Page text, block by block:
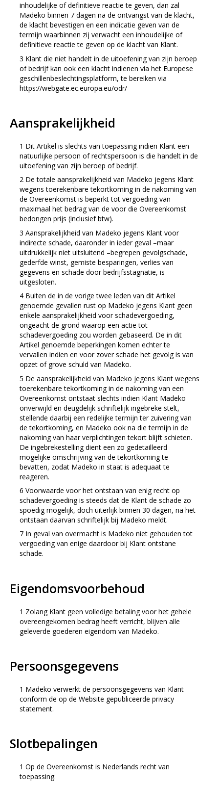
inhoudelijke of definitieve reactie te geven, dan zal
Madeko binnen 7 dagen na de ontvangst van de klacht,
de klacht bevestigen en een indicatie geven van de
termijn waarbinnen zij verwacht een inhoudelijke of
definitieve reactie te geven op de klacht van Klant.
Klant die niet handelt in de uitoefening van zijn beroep
of bedrijf kan ook een klacht indienen via het Europese
geschillenbeslechtingsplatform, te bereiken via
https://webgate.ec.europa.eu/odr/
Aansprakelijkheid
Dit Artikel is slechts van toepassing indien Klant een
natuurlijke persoon of rechtspersoon is die handelt in de
uitoefening van zijn beroep of bedrijf.
De totale aansprakelijkheid van Madeko jegens Klant
wegens toerekenbare tekortkoming in de nakoming van
de Overeenkomst is beperkt tot vergoeding van
maximaal het bedrag van de voor die Overeenkomst
bedongen prijs (inclusief btw).
Aansprakelijkheid van Madeko jegens Klant voor
indirecte schade, daaronder in ieder geval –maar
uitdrukkelijk niet uitsluitend –begrepen gevolgschade,
gederfde winst, gemiste besparingen, verlies van
gegevens en schade door bedrijfsstagnatie, is
uitgesloten.
Buiten de in de vorige twee leden van dit Artikel
genoemde gevallen rust op Madeko jegens Klant geen
enkele aansprakelijkheid voor schadevergoeding,
ongeacht de grond waarop een actie tot
schadevergoeding zou worden gebaseerd. De in dit
Artikel genoemde beperkingen komen echter te
vervallen indien en voor zover schade het gevolg is van
opzet of grove schuld van Madeko.
De aansprakelijkheid van Madeko jegens Klant wegens
toerekenbare tekortkoming in de nakoming van een
Overeenkomst ontstaat slechts indien Klant Madeko
onverwijld en deugdelijk schriftelijk ingebreke stelt,
stellende daarbij een redelijke termijn ter zuivering van
de tekortkoming, en Madeko ook na die termijn in de
nakoming van haar verplichtingen tekort blijft schieten.
De ingebrekestelling dient een zo gedetailleerd
mogelijke omschrijving van de tekortkoming te
bevatten, zodat Madeko in staat is adequaat te
reageren.
Voorwaarde voor het ontstaan van enig recht op
schadevergoeding is steeds dat de Klant de schade zo
spoedig mogelijk, doch uiterlijk binnen 30 dagen, na het
ontstaan daarvan schriftelijk bij Madeko meldt.
In geval van overmacht is Madeko niet gehouden tot
vergoeding van enige daardoor bij Klant ontstane
schade.
Eigendomsvoorbehoud
Zolang Klant geen volledige betaling voor het gehele
overeengekomen bedrag heeft verricht, blijven alle
geleverde goederen eigendom van Madeko.
Persoonsgegevens
Madeko verwerkt de persoonsgegevens van Klant
conform de op de Website gepubliceerde privacy
statement.
Slotbepalingen
Op de Overeenkomst is Nederlands recht van
toepassing.